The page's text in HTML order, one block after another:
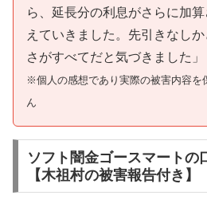
ら、延長分の利息がさらに加
えていきました。先引きなし
さがすべてだと気づきました」
※個人の感想であり実際の被害内容を
ん
ソフト闇金ゴースマートの
【木祖村の被害報告付き】